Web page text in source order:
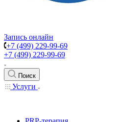
Запись онлайн
+7 (499) 229-99-69
+7 (499) 229-99-69
Поиск
Услуги